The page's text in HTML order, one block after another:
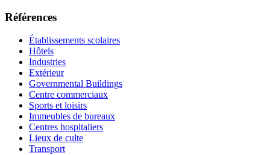
Références
Établissements scolaires
Hôtels
Industries
Extérieur
Governmental Buildings
Centre commerciaux
Sports et loisirs
Immeubles de bureaux
Centres hospitaliers
Lieux de culte
Transport